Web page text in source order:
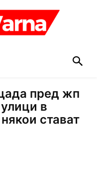
пред жп
в
стават